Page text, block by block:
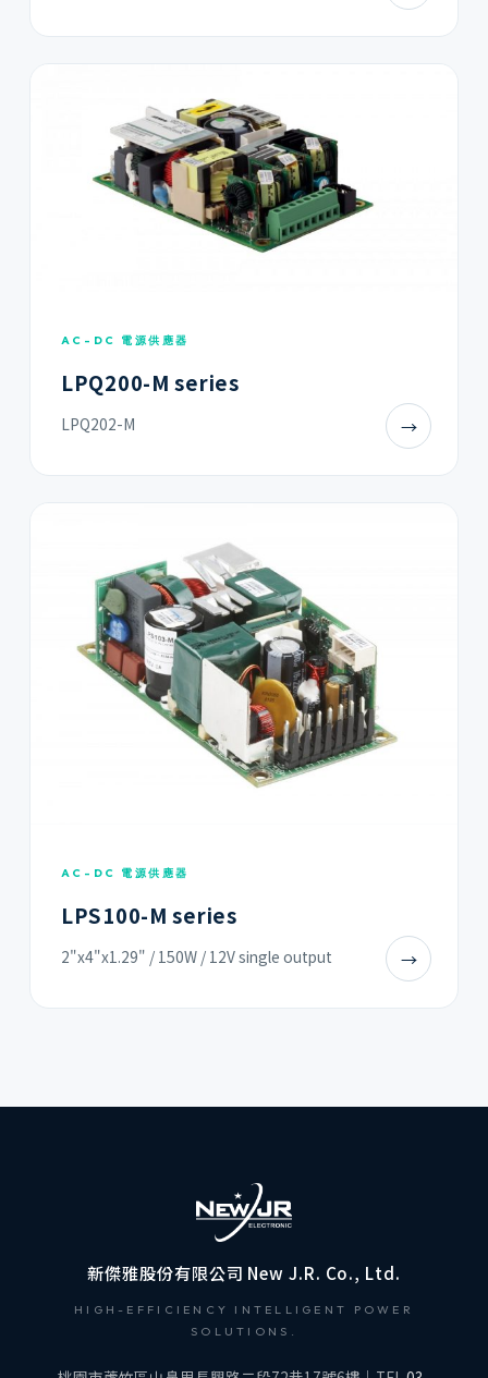
AC-DC 電源供應器
LPQ200-M series
LPQ202-M →
AC-DC 電源供應器
LPS100-M series
2"x4"x1.29" / 150W / 12V single output →
新傑雅股份有限公司 New J.R. Co., Ltd.
HIGH-EFFICIENCY INTELLIGENT POWER
SOLUTIONS.